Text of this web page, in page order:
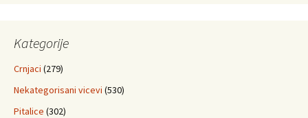
Kategorije
Crnjaci (279)
Nekategorisani vicevi (530)
Pitalice (302)